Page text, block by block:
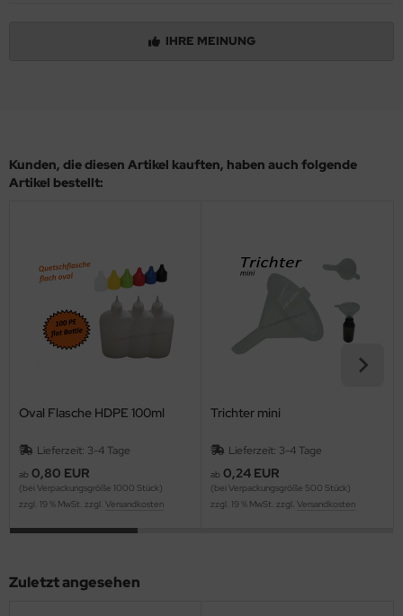
IHRE MEINUNG
Kunden, die diesen Artikel kauften, haben auch folgende
Artikel bestellt:
Oval Flasche HDPE 100ml
Lieferzeit: 3-4 Tage
ab 0,80 EUR
(bei Verpackungsgröße 1000 Stück)
zzgl. 19 % MwSt. zzgl. Versandkosten
Trichter mini
Lieferzeit: 3-4 Tage
ab 0,24 EUR
(bei Verpackungsgröße 500 Stück)
zzgl. 19 % MwSt. zzgl. Versandkosten
Zuletzt angesehen